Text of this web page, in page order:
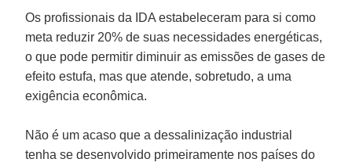
Os profissionais da IDA estabeleceram para si como
meta reduzir 20% de suas necessidades energéticas,
o que pode permitir diminuir as emissões de gases de
efeito estufa, mas que atende, sobretudo, a uma
exigência econômica.
Não é um acaso que a dessalinização industrial
tenha se desenvolvido primeiramente nos países do